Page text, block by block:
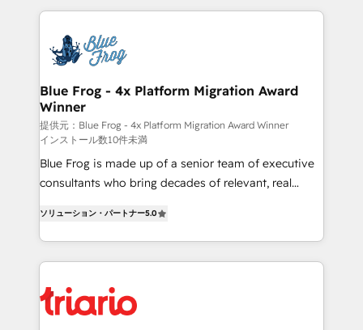
HubSpot -Top 1% of partners worldwide -In-house
get more from your investment in HubSpot.
www.bbdboom.com
strengthen your digital transformation and minimize
Implementation partner, we provide expertise to
drive your business forward. Since 2015 we are fully
dedicated to HubSpot and with an experienced
team (50+), we work with reputable companies in
B2B sectors such as manufacturing, SaaS and
business services. We prepare a customized
business case that demonstrates the value and
impact of your digital transformation, including a
believe in the power of partnership. Together, we
embark on a transformational journey that sets your
business. If not now, when?
Blue Frog - 4x Platform Migration Award
Winner
提供元：Blue Frog - 4x Platform Migration Award Winner
インストール数10件未満
Blue Frog is made up of a senior team of executive
consultants who bring decades of relevant, real
Frog is a top, trusted partner in HubSpot's
ecosystem for a reason. Their team brings over a
decade of experience to the table, along with deep
for driving growth. They are committed to helping
our customers grow and finding solutions that fit
ソリューション・パートナー5.0